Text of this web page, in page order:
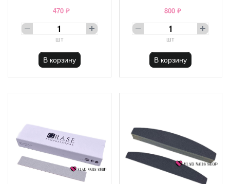
470 ₽
шт
В корзину
800 ₽
шт
В корзину